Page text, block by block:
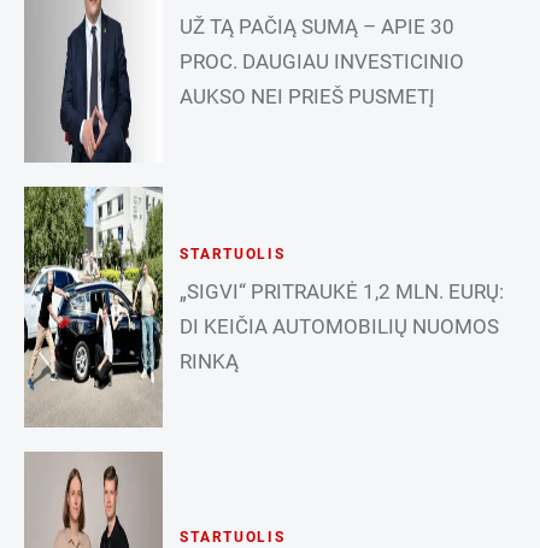
UŽ TĄ PAČIĄ SUMĄ – APIE 30
PROC. DAUGIAU INVESTICINIO
AUKSO NEI PRIEŠ PUSMETĮ
STARTUOLIS
„SIGVI“ PRITRAUKĖ 1,2 MLN. EURŲ:
DI KEIČIA AUTOMOBILIŲ NUOMOS
RINKĄ
STARTUOLIS